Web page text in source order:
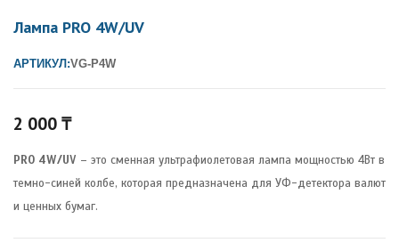
Лампа PRO 4W/UV
АРТИКУЛ:VG-P4W
2 000₸
PRO 4W/UV – это сменная ультрафиолетовая лампа мощностью 4Вт в
темно-синей колбе, которая предназначена для УФ-детектора валют
и ценных бумаг.